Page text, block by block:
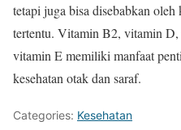
tetapi juga bisa disebabkan
tertentu. Vitamin B2, vitamin
vitamin E memiliki manfaat
kesehatan otak dan saraf.
Categories: Kesehatan